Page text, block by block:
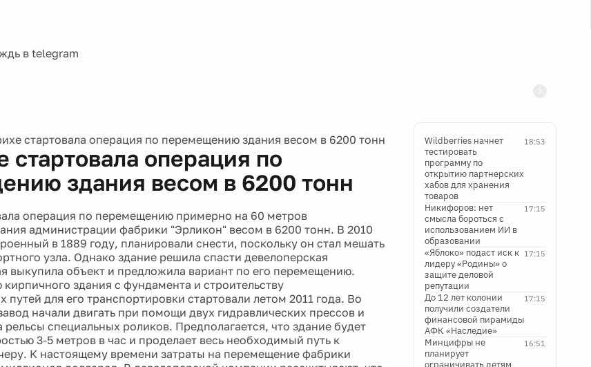
стартовала операция по перемещению здания весом в 6200 тонн
стартовала операция по
здания весом в 6200 тонн
операция по перемещению примерно на 60 метров
администрации фабрики "Эрликон" весом в 6200 тонн. В 2010
в 1889 году, планировали снести, поскольку он стал мешать
узла. Однако здание решила спасти девелоперская
выкупила объект и предложила вариант по его перемещению.
здания с фундамента и строительству
для его транспортировки стартовали летом 2011 года. Во
начали двигать при помощи двух гидравлических прессов и
рельсы специальных роликов. Предполагается, что здание будет
3-5 метров в час и проделает весь необходимый путь к
К настоящему времени затраты на перемещение фабрики
18:53
Wildberries начнет
тестировать
программу по
открытию партнерских
хабов для хранения
товаров
17:15
Никифоров: нет
смысла бороться с
использованием ИИ в
образовании
17:15
«Яблоко» подаст иск к
лидеру «Родины» о
защите деловой
репутации
17:15
До 12 лет колонии
получили создатели
финансовой пирамиды
АФК «Наследие»
16:51
Минцифры не
планирует